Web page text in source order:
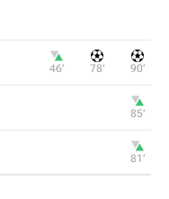
46‎’‎ 78‎’‎ 90‎’‎
85‎’‎
81‎’‎